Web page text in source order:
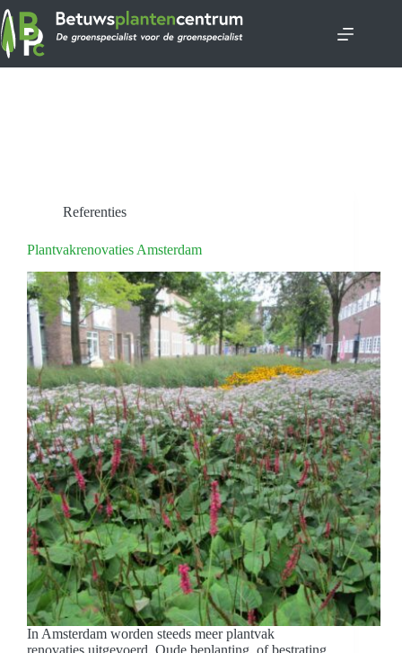
Ga
naar
de
inhoud
Referenties
Plantvakrenovaties Amsterdam
In Amsterdam worden steeds meer plantvak
renovaties uitgevoerd. Oude beplanting, of bestrating